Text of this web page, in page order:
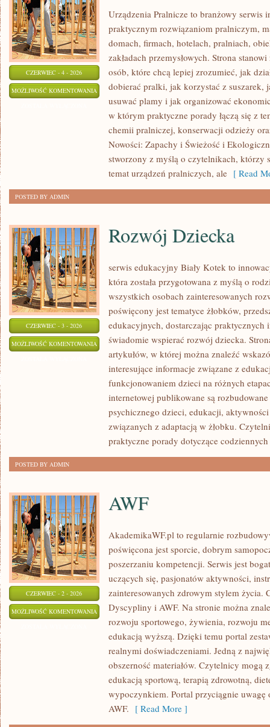
CZERWIEC - 4 - 2026
MOŻLIWOŚĆ KOMENTOWANIA EKOLOGICZNE
PRANIE
Urządzenia Pralnicze to branżowy serwis
praktycznym rozwiązaniom pralniczym,
domach, firmach, hotelach, pralniach,
zakładach przemysłowych. Strona
osób, które chcą lepiej zrozumieć, jak
dobierać pralki, jak korzystać z suszarek,
usuwać plamy i jak organizować
w którym praktyczne porady łączą się z
chemii pralniczej, konserwacji odzieży
Nowości: Zapachy i Świeżość i
stworzony z myślą o czytelnikach, którzy
temat urządzeń pralniczych, ale [ Read
POSTED BY ADMIN
CZERWIEC - 3 - 2026
MOŻLIWOŚĆ KOMENTOWANIA ROZWÓJ
DZIECKA
Rozwój Dziecka
serwis edukacyjny Biały Kotek to
która została przygotowana z myślą o
wszystkich osobach zainteresowanych
poświęcony jest tematyce żłobków,
edukacyjnych, dostarczając
świadomie wspierać rozwój dziecka.
artykułów, w której można znaleźć
interesujące informacje związane z
funkcjonowaniem dzieci na różnych
internetowej publikowane są
psychicznego dzieci, edukacji,
związanych z adaptacją w żłobku.
praktyczne porady dotyczące
POSTED BY ADMIN
CZERWIEC - 2 - 2026
MOŻLIWOŚĆ KOMENTOWANIA AWF
AWF
AkademikaWF.pl to regularnie
poświęcona jest sporcie, dobrym
poszerzaniu kompetencji. Serwis jest
uczących się, pasjonatów aktywności,
zainteresowanych zdrowym stylem życia.
Dyscypliny i AWF. Na stronie można
rozwoju sportowego, żywienia, rozwoju
edukacją wyższą. Dzięki temu portal
realnymi doświadczeniami. Jedną z
obszerność materiałów. Czytelnicy mogą
edukacją sportową, terapią zdrowotną,
wypoczynkiem. Portal przyciągnie uwagę
AWF. [ Read More ]